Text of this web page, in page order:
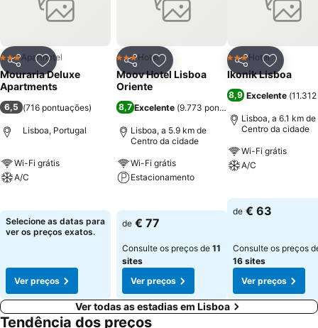
PartilharAdicionar aos favoritos
3 EstrelasAparthotel
Mouraria Deluxe
Apartments
6,5 (716 pontuações)
Lisboa, Portugal
Wi-Fi grátis
A/C
Selecione as datas para
ver os preços exatos.
Ver preços
PartilharAdicionar aos favoritos
3 Estrelas
Hotel
Moov Hotel Lisboa
Oriente
8,7 Excelente (9.773 pontuações
Lisboa, a 5.9 km de
Centro da cidade
Wi-Fi grátis
Estacionamento
de € 77
Consulte os preços de 11
sites
Ver preços
Partilhar
3 Estrelas
Hotel
Ikonik Lisboa
8,9 Excelente (
Lisboa, a 6.1 km de
Centro da cidade
Wi-Fi grátis
A/C
de € 63
Consulte os preços
16 sites
Ver preços
Ver todas as estadias em Lisboa
Tendência dos preços